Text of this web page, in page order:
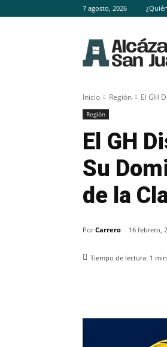
7 agosto, 2026
Inicio Región El GH
Región
El GH
Su
de la
Por Carrero 16 febrero,
Tiempo de lectura: 1